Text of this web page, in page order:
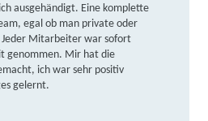
ausgehändigt. Eine komplette
egal ob man private oder
Mitarbeiter war sofort
genommen. Mir hat die
ich war sehr positiv
gelernt.